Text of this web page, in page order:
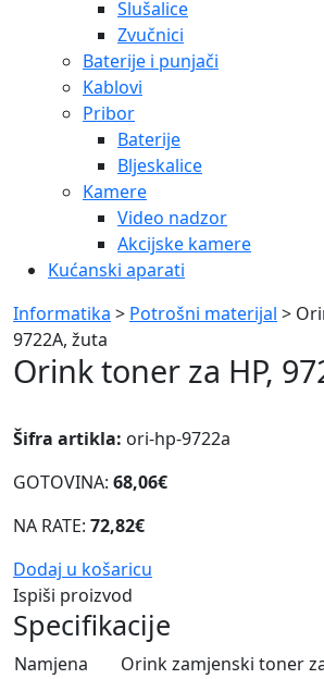
Slušalice
Zvučnici
Baterije i punjači
Kablovi
Pribor
Baterije
Bljeskalice
Kamere
Video nadzor
Akcijske kamere
Kućanski aparati
Informatika > Potrošni materijal >
9722A, žuta
Orink toner za HP,
Šifra artikla: ori-hp-9722a
GOTOVINA: 68,06€
NA RATE: 72,82€
Dodaj u košaricu
Ispiši proizvod
Specifikacije
Namjena
Orink zamjenski toner